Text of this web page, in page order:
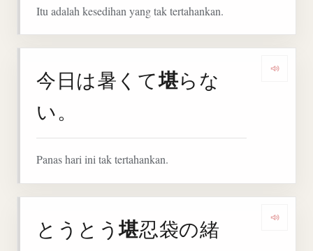
Itu adalah kesedihan yang tak tertahankan.
今日は暑くて堪らな
い。
Panas hari ini tak tertahankan.
とうとう堪忍袋の緒